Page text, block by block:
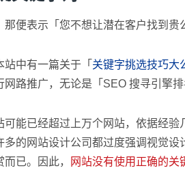
便表示「您不想让潜在客户找到贵
中有一篇关于「 关键字挑选技巧大
路推广，无论是「SEO 搜寻引擎
能已经超过上万个网站，依据经
的网站设计公司都过度强调视觉
已。因此，
网站没有使用正确的关